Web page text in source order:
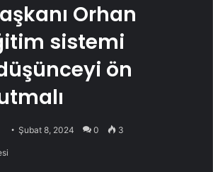
Orhan
sistemi
ön
Şubat 8, 2024 0 3